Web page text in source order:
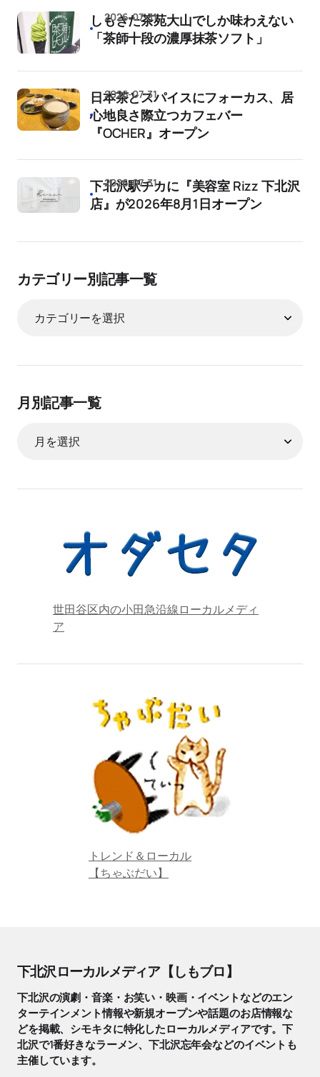
しもきた茶苑大山でしか味わえない
「茶師十段の濃厚抹茶ソフト」
2026-07-31
日本茶とスパイスにフォーカス、居
心地良さ際立つカフェバー
『OCHER』オープン
2026-07-31
下北沢駅チカに『美容室 Rizz 下北沢
店』が2026年8月1日オープン
2026-07-31
カテゴリー別記事一覧
月別記事一覧
世田谷区内の小田急沿線ローカルメディ
ア
トレンド＆ローカル
【ちゃぶだい】
下北沢ローカルメディア【しもブロ】
下北沢の演劇・音楽・お笑い・映画・イベントなどのエン
ターテインメント情報や新規オープンや話題のお店情報な
どを掲載、シモキタに特化したローカルメディアです。下
北沢で1番好きなラーメン、下北沢忘年会などのイベントも
主催しています。